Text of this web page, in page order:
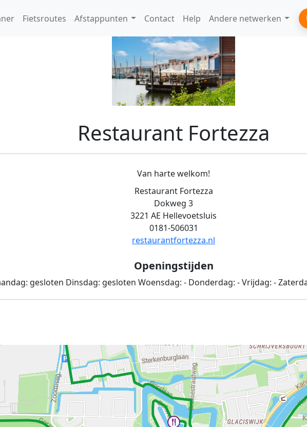
Fietsroutes Afstappunten Contact Help Andere netwerken
Restaurant Fortezza
Van harte welkom!
Restaurant Fortezza
Dokweg 3
3221 AE Hellevoetsluis
0181-506031
restaurantfortezza.nl
Openingstijden
gesloten Dinsdag: gesloten Woensdag: - Donderdag: -Vrijdag: -